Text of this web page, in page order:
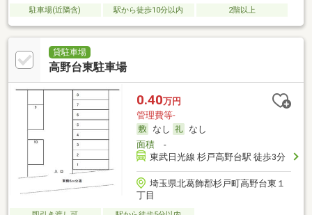
駐車場(近隣含) 駅から徒歩10分以内 2階以上
貸駐車場
高野台東駐車場
0.40万円
管理費等-
なし
なし
面積-
東武日光線 杉戸高野台駅 徒歩3分
埼玉県北葛飾郡杉戸町高野台東１
丁目